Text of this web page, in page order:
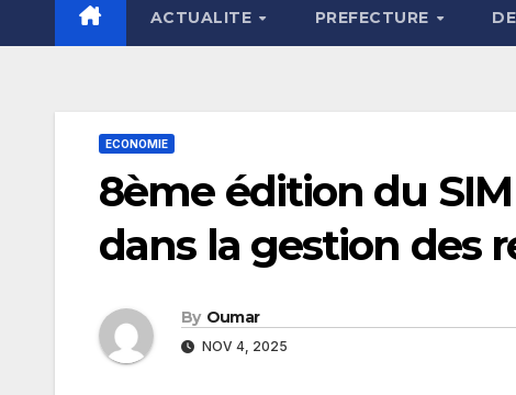
ACTUALITE PREFECTURE
ECONOMIE
8ème édition du
dans la gestion des
By Oumar
NOV 4, 2025